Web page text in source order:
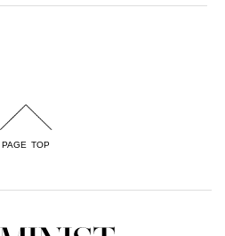
PAGE TOP